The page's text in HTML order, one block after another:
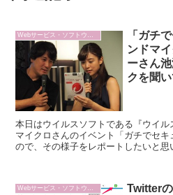
「ガチ
ンドマ
ーさん
クを聞い
本日はウイルスソフトである『ウイ
マイクロさんのイベント「ガチでセ
ので、その様子をレポートしたいと思
Twitter